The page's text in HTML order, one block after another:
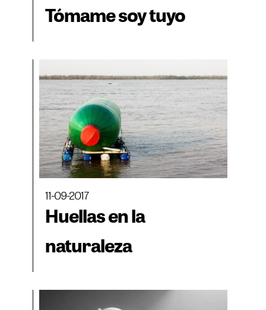
Tómame soy tuyo
11-09-2017
Huellas en la
naturaleza